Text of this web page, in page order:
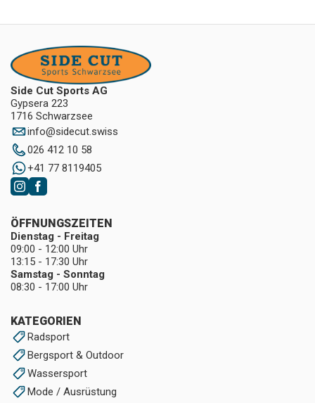
Side Cut Sports AG
Gypsera 223
1716 Schwarzsee
info@sidecut.swiss
026 412 10 58
+41 77 8119405
KATEGORIEN
Radsport
Bergsport & Outdoor
Wassersport
Mode / Ausrüstung
ÖFFNUNGSZEITEN
Dienstag - Freitag
09:00 - 12:00 Uhr
13:15 - 17:30 Uhr
Samstag - Sonntag
08:30 - 17:00 Uhr